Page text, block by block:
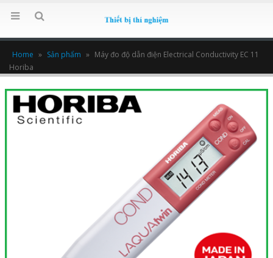
Home » Sản phẩm » Máy đo độ dẫn điện Electrical Conductivity EC 11
Horiba